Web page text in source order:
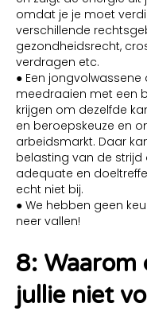
omdat je je moet
verschillende
gezondheidsrecht,
verdragen etc.
● Een
meedraaien met een
krijgen om dezelfde
en beroepskeuze en
arbeidsmarkt. Daar
belasting van de strijd
adequate en
echt niet bij.
● We hebben geen
neer vallen!
8:
jullie niet